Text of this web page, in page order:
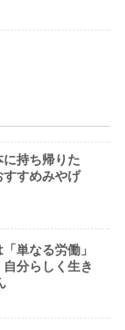
持ち帰りた
すすめみやげ
単なる労働」
分らしく生き